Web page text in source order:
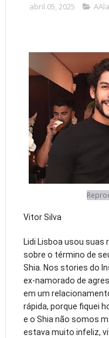
abril 05, 2025
Vitor Silva
Lidi Lisboa usou suas
sobre o término de
Shia. Nos stories do
ex-namorado de
em um
rápida, porque fiquei
e o Shia não somos
estava muito infeliz,